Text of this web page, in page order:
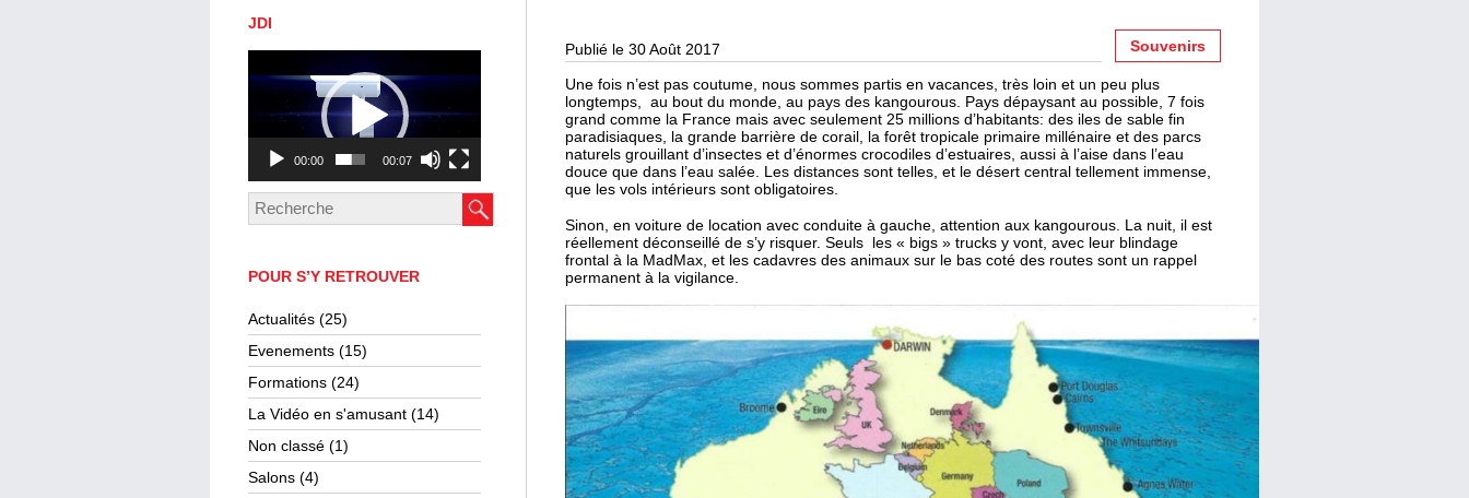
JDI
vidéo
00:00 00:07
POUR S’Y RETROUVER
Actualités (25)
Evenements (15)
Formations (24)
La Vidéo en s'amusant (14)
Non classé (1)
Salons (4)
Souvenirs
Publié le 30 Août 2017
Une fois n’est pas coutume, nous sommes partis en vacances, très loin et un peu plus
longtemps, au bout du monde, au pays des kangourous. Pays dépaysant au possible, 7 fois
grand comme la France mais avec seulement 25 millions d’habitants: des iles de sable fin
paradisiaques, la grande barrière de corail, la forêt tropicale primaire millénaire et des parcs
naturels grouillant d’insectes et d’énormes crocodiles d’estuaires, aussi à l’aise dans l’eau
douce que dans l’eau salée. Les distances sont telles, et le désert central tellement immense,
que les vols intérieurs sont obligatoires.
Sinon, en voiture de location avec conduite à gauche, attention aux kangourous. La nuit, il est
réellement déconseillé de s’y risquer. Seuls les « bigs » trucks y vont, avec leur blindage
frontal à la MadMax, et les cadavres des animaux sur le bas coté des routes sont un rappel
permanent à la vigilance.